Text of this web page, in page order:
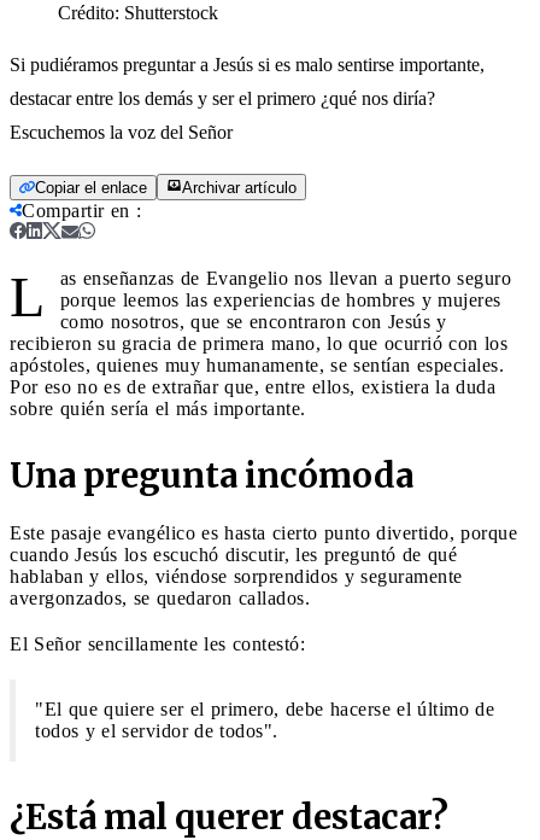
Crédito: Shutterstock
Si pudiéramos preguntar a Jesús si es malo sentirse importante,
destacar entre los demás y ser el primero ¿qué nos diría?
Escuchemos la voz del Señor
Copiar el enlace Archivar artículo
Compartir en :
L
as enseñanzas de Evangelio nos llevan a puerto seguro
porque leemos las experiencias de hombres y mujeres
como nosotros, que se encontraron con Jesús y
recibieron su gracia de primera mano, lo que ocurrió con los
apóstoles, quienes muy humanamente, se sentían especiales.
Por eso no es de extrañar que, entre ellos, existiera la duda
sobre quién sería el más importante.
Una pregunta incómoda
Este pasaje evangélico es hasta cierto punto divertido, porque
cuando Jesús los escuchó discutir, les preguntó de qué
hablaban y ellos, viéndose sorprendidos y seguramente
avergonzados, se quedaron callados.
El Señor sencillamente les contestó:
"El que quiere ser el primero, debe hacerse el último de
todos y el servidor de todos".
¿Está mal querer destacar?